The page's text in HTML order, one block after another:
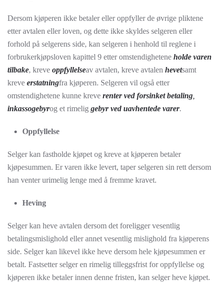
Dersom kjøperen ikke betaler eller oppfyller de øvrige pliktene
etter avtalen eller loven, og dette ikke skyldes selgeren eller
forhold på selgerens side, kan selgeren i henhold til reglene i
forbrukerkjøpsloven kapittel 9 etter omstendighetene holde varen
tilbake, kreve oppfyllelseav avtalen, kreve avtalen hevetsamt
kreve erstatningfra kjøperen. Selgeren vil også etter
omstendighetene kunne kreve renter ved forsinket betaling
inkassogebyrog et rimelig gebyr ved uavhentede varer.
Oppfyllelse
Selger kan fastholde kjøpet og kreve at kjøperen betaler
kjøpesummen. Er varen ikke levert, taper selgeren sin rett dersom
han venter urimelig lenge med å fremme kravet.
Heving
Selger kan heve avtalen dersom det foreligger vesentlig
betalingsmislighold eller annet vesentlig mislighold fra kjøperens
side. Selger kan likevel ikke heve dersom hele kjøpesummen er
betalt. Fastsetter selger en rimelig tilleggsfrist for oppfyllelse og
kjøperen ikke betaler innen denne fristen, kan selger heve kjøpet.